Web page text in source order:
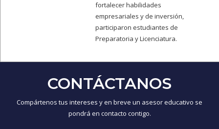
fortalecer habilidades
empresariales y de inversión,
participaron estudiantes de
Preparatoria y Licenciatura.
CONTÁCTANOS
Compártenos tus intereses y en breve un asesor educativo se
pondrá en contacto contigo.